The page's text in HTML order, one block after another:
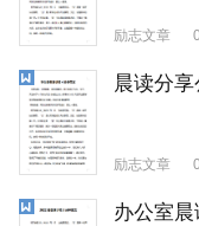
励志文章
晨读分
励志文章
办公室